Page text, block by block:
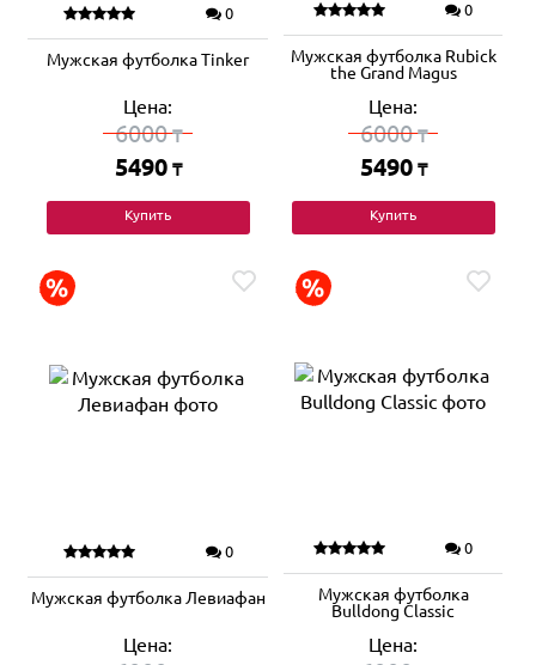
0
Мужская футболка Tinker
Цена:
6000₸
5490 ₸
Купить
0
Мужская футболка Rubick
the Grand Magus
Цена:
6000₸
5490 ₸
Купить
0
Мужская футболка Левиафан
Цена:
0
Мужская футболка
Bulldong Classic
Цена: